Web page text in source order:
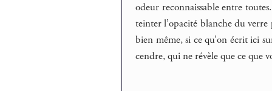
odeur reconnaissable entre
teinter l’opacité blanche du
bien même, si ce qu’on écrit ici
cendre, qui ne révèle que ce que